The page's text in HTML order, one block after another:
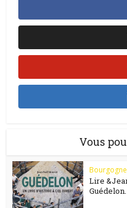
Vous
Bourgogne
Lire